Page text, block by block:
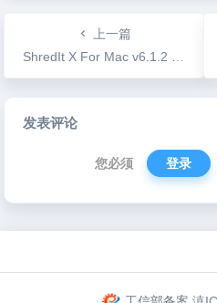
上一篇
ShredIt X For Mac v6.1.2 碎纸机 彻底删除文件
发表评论
您必须 登录